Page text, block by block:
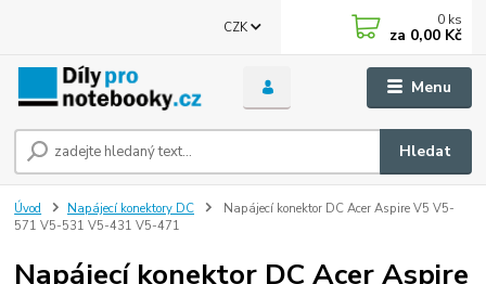
Menu
CZK
Hledat
0 ks
za 0,00 Kč
Úvod Napájecí konektory DC
Napájecí konektor DC Acer Aspire V5 V5-
571 V5-531 V5-431 V5-471
Napájecí konektor DC Acer Aspire